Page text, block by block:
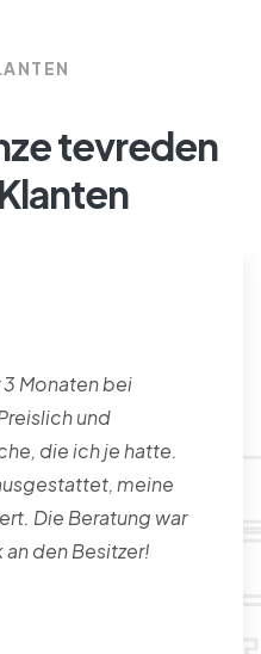
tevreden
Monaten bei
und
die ich je hatte.
meine
Die Beratung war
den Besitzer!